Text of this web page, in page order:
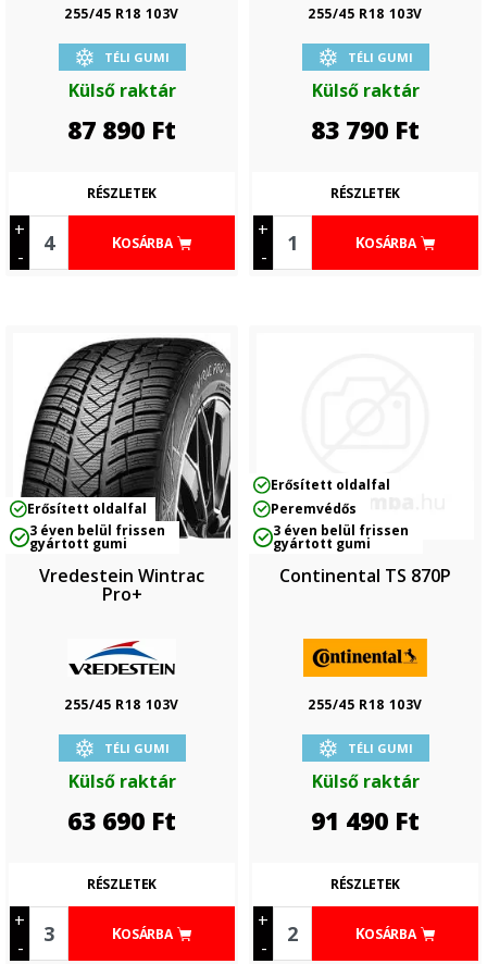
255/45 R18 103V
TÉLI GUMI
Külső raktár
87 890 Ft
+
-
KOSÁRBA
RÉSZLETEK
255/45 R18 103V
TÉLI GUMI
Külső raktár
83 790 Ft
+
-
KOSÁRBA
RÉSZLETEK
Erősített oldalfal
3 éven belül frissen
gyártott gumi
Vredestein Wintrac
Pro+
255/45 R18 103V
TÉLI GUMI
Külső raktár
63 690 Ft
+
-
KOSÁRBA
RÉSZLETEK
Erősített oldalfal
Peremvédős
3 éven belül frissen
gyártott gumi
Continental TS 870P
255/45 R18 103V
TÉLI GUMI
Külső raktár
91 490 Ft
+
-
KOSÁRBA
RÉSZLETEK